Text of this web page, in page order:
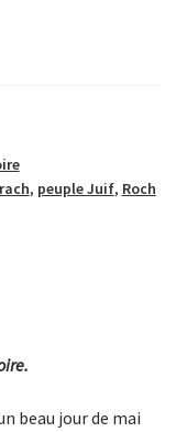
, peuple Juif, Roch
beau jour de mai